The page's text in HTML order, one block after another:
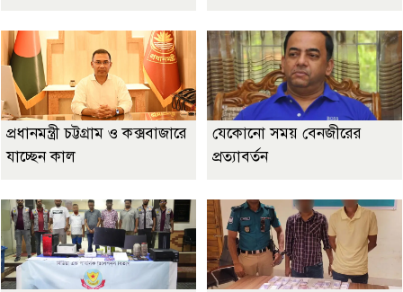
প্রধানমন্ত্রী চট্টগ্রাম ও কক্সবাজারে
যাচ্ছেন কাল
যেকোনো সময় বেনজীরের
প্রত্যাবর্তন